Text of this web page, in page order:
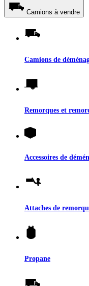
Camions à vendre
Camions de
Remorques et
Accessoires de
Attaches de
Propane